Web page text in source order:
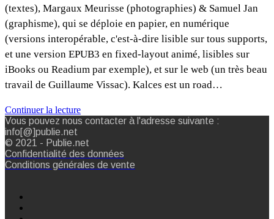
(textes), Margaux Meurisse (photographies) & Samuel Jan
(graphisme), qui se déploie en papier, en numérique
(versions interopérable, c'est-à-dire lisible sur tous supports,
et une version EPUB3 en fixed-layout animé, lisibles sur
iBooks ou Readium par exemple), et sur le web (un très beau
travail de Guillaume Vissac). Kalces est un road…
Continuer la lecture
Vous pouvez nous contacter à l'adresse suivante :
info[@]publie.net
© 2021 - Publie.net
Confidentialité des données
Conditions générales de vente